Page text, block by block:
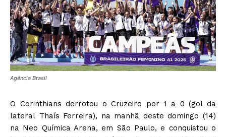
Agência Brasil
O Corinthians derrotou o Cruzeiro por 1 a 0 (gol da
lateral Thaís Ferreira), na manhã deste domingo (14)
na Neo Química Arena, em São Paulo, e conquistou o